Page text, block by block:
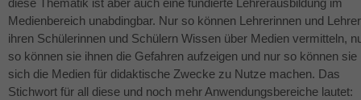
diese Thematik ist aber auch eine fundierte Lehrerausbildung im
Medienbereich unabdingbar. Nur so können Lehrerinnen und Lehrer
ihren Schülerinnen und Schülern Wissen über Medien vermitteln,
so können sie ihnen die Gefahren aufzeigen und nur so können sie
sich die Medien für didaktische Zwecke zu Nutze machen. Das
Stichwort für all diese und noch mehr Anwendungsbereiche lautet: